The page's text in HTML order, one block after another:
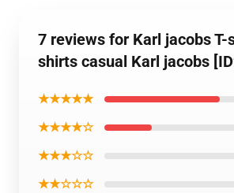
7 reviews for Karl jacobs T-
shirts casual Karl jacobs
★★★★★
★★★★☆
★★★☆☆
★★☆☆☆